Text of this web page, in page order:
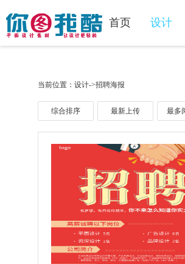
首页 设计
当前位置：设计->招聘海报
综合排序 最新上传 最多